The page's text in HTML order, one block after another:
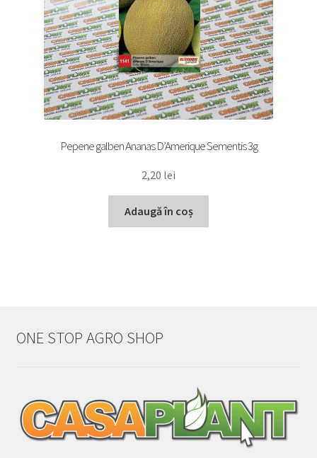
Pepene galben Ananas D’Amerique Sementis 3g
2,20 lei
Adaugă în coș
ONE STOP AGRO SHOP